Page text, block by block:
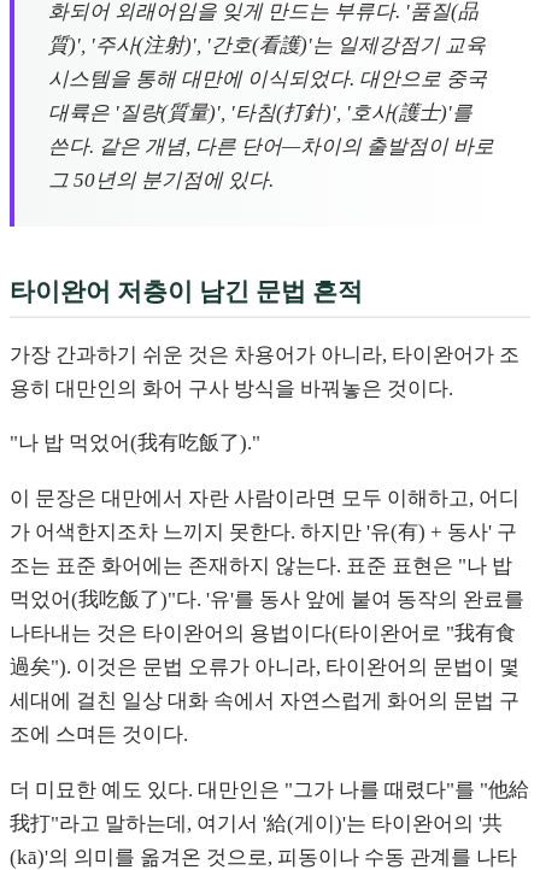
화되어 외래어임을 잊게 만드는 부류다. '품질(品
質)', '주사(注射)', '간호(看護)'는 일제강점기 교육
시스템을 통해 대만에 이식되었다. 대안으로 중국
대륙은 '질량(質量)', '타침(打針)', '호사(護士)'를
쓴다. 같은 개념, 다른 단어—차이의 출발점이 바로
그 50년의 분기점에 있다.
타이완어 저층이 남긴 문법 흔적
가장 간과하기 쉬운 것은 차용어가 아니라, 타이완어가 조
용히 대만인의 화어 구사 방식을 바꿔놓은 것이다.
"나 밥 먹었어(我有吃飯了)."
이 문장은 대만에서 자란 사람이라면 모두 이해하고, 어디
가 어색한지조차 느끼지 못한다. 하지만 '유(有) + 동사' 구
조는 표준 화어에는 존재하지 않는다. 표준 표현은 "나 밥
먹었어(我吃飯了)"다. '유'를 동사 앞에 붙여 동작의 완료를
나타내는 것은 타이완어의 용법이다(타이완어로 "我有食
過矣"). 이것은 문법 오류가 아니라, 타이완어의 문법이 몇
세대에 걸친 일상 대화 속에서 자연스럽게 화어의 문법 구
조에 스며든 것이다.
더 미묘한 예도 있다. 대만인은 "그가 나를 때렸다"를 "他給
我打"라고 말하는데, 여기서 '給(게이)'는 타이완어의 '共
(kā)'의 의미를 옮겨온 것으로, 피동이나 수동 관계를 나타